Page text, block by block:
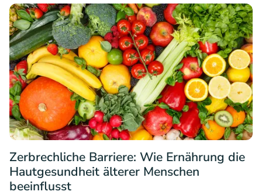
Zerbrechliche Barriere: Wie Ernährung die
Hautgesundheit älterer Menschen
beeinflusst